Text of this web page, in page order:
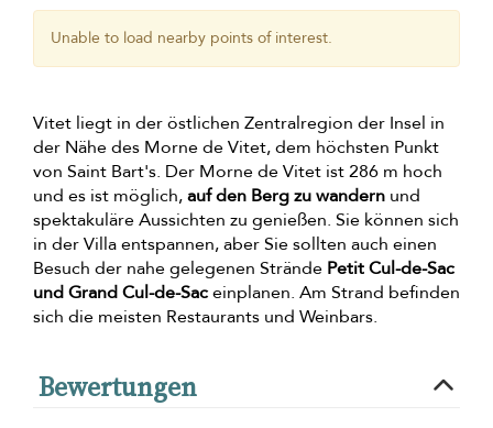
Unable to load nearby points of interest.
Vitet liegt in der östlichen Zentralregion der Insel in
der Nähe des Morne de Vitet, dem höchsten Punkt
von Saint Bart's. Der Morne de Vitet ist 286 m hoch
und es ist möglich,auf den Berg zu wandern und
spektakuläre Aussichten zu genießen. Sie können sich
in der Villa entspannen, aber Sie sollten auch einen
Besuch der nahe gelegenen Strände Petit Cul-de-Sac
und Grand Cul-de-Saceinplanen. Am Strand befinden
sich die meisten Restaurants und Weinbars.
Bewertungen